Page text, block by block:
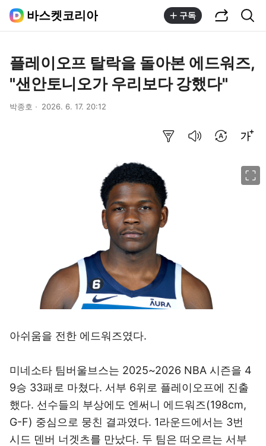
바스켓코리아 구독
플레이오프 탈락을 돌아본 에드워즈,
"샌안토니오가 우리보다 강했다"
박종호 2026. 6. 17. 20:12
아쉬움을 전한 에드워즈였다.
미네소타 팀버울브스는 2025~2026 NBA 시즌을 4
9승 33패로 마쳤다. 서부 6위로 플레이오프에 진출
했다. 선수들의 부상에도 엔써니 에드워즈(198cm,
G-F) 중심으로 뭉친 결과였다. 1라운드에서는 3번
시드 덴버 너겟츠를 만났다. 두 팀은 떠오르는 서부